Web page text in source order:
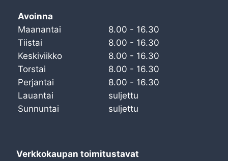
Avoinna
Maanantai
8.00 - 16.30
Tiistai
8.00 - 16.30
Keskiviikko
8.00 - 16.30
Torstai
8.00 - 16.30
Perjantai
8.00 - 16.30
Lauantai
suljettu
Sunnuntai
suljettu
Verkkokaupan toimitustavat